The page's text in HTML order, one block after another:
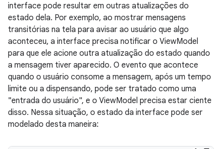
interface pode resultar em outras atualizações do
estado dela. Por exemplo, ao mostrar mensagens
transitórias na tela para avisar ao usuário que algo
aconteceu, a interface precisa notificar o ViewModel
para que ele acione outra atualização do estado quando
a mensagem tiver aparecido. O evento que acontece
quando o usuário consome a mensagem, após um tempo
limite ou a dispensando, pode ser tratado como uma
"entrada do usuário", e o ViewModel precisa estar ciente
disso. Nessa situação, o estado da interface pode ser
modelado desta maneira: